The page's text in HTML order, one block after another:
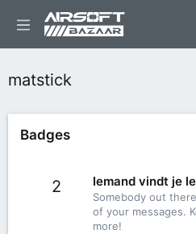
matstick
Badges
2 Iemand vindt je
Somebody out
of your messages.
more!